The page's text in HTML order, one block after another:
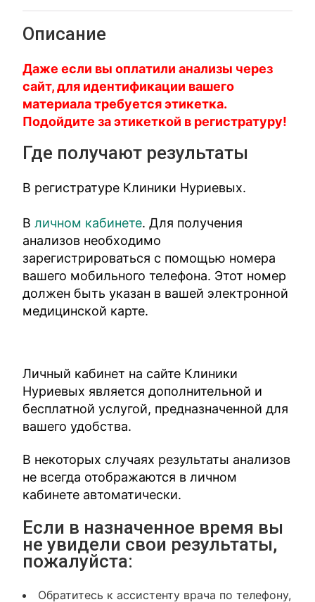
Описание
Даже если вы оплатили анализы через
сайт, для идентификации вашего
материала требуется этикетка.
Подойдите за этикеткой в регистратуру!
Где получают результаты
В регистратуре Клиники Нуриевых.
Вличном кабинете. Для получения
анализов необходимо
зарегистрироваться с помощью номера
вашего мобильного телефона. Этот номер
должен быть указан в вашей электронной
медицинской карте.
Личный кабинет на сайте Клиники
Нуриевых является дополнительной и
бесплатной услугой, предназначенной для
вашего удобства.
В некоторых случаях результаты анализов
не всегда отображаются в личном
кабинете автоматически.
Если в назначенное время вы
не увидели свои результаты,
пожалуйста:
Обратитесь к ассистенту врача по телефону,